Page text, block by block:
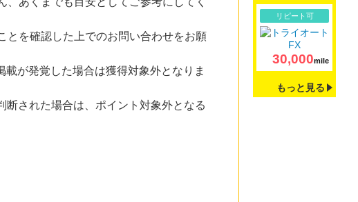
を確認した上でのお問い合わせをお願
が発覚した場合は獲得対象外となりま
された場合は、ポイント対象外となる
リピート可
30,000mile
もっと見る